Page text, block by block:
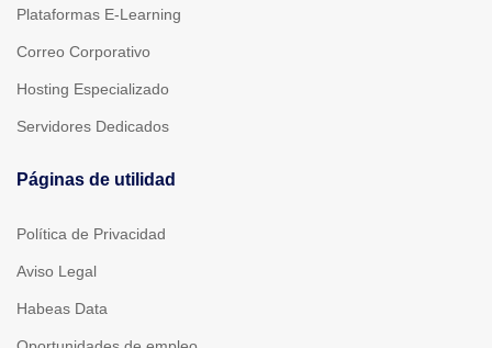
Plataformas E-Learning
Correo Corporativo
Hosting Especializado
Servidores Dedicados
Páginas de utilidad
Política de Privacidad
Aviso Legal
Habeas Data